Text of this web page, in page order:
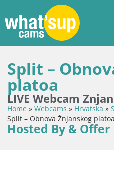
Split –
platoa
LIVE Webcam
Home » Webcams » Hrvatska »
Split – Obnova Žnjanskog platoa
Hosted By & Offer